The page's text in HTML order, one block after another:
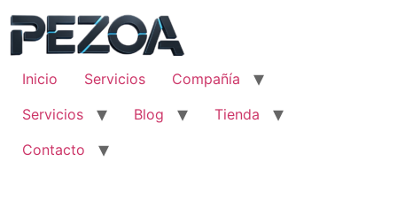
contenido
Inicio
Servicios
Compañía
Servicios
Blog
Tienda
Contacto